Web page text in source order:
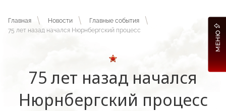
Главная Новости
Главные события
75 лет назад начался Нюрнбергский процесс
75 лет назад начался
Нюрнбергский процесс
МЕНЮ